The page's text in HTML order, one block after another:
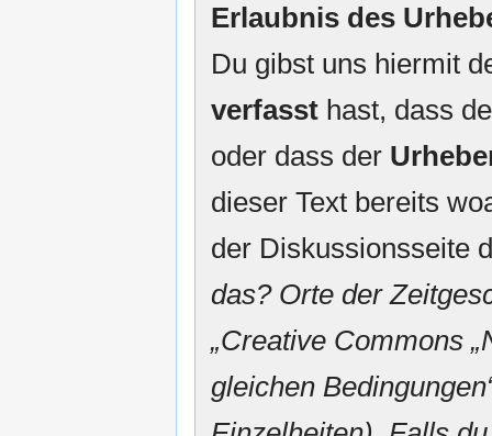
Erlaubnis des
Du gibst uns hiermit
verfasst hast, dass
oder dass der
dieser Text bereits
der Diskussionsseite
das? Orte der
„Creative Commons
gleichen